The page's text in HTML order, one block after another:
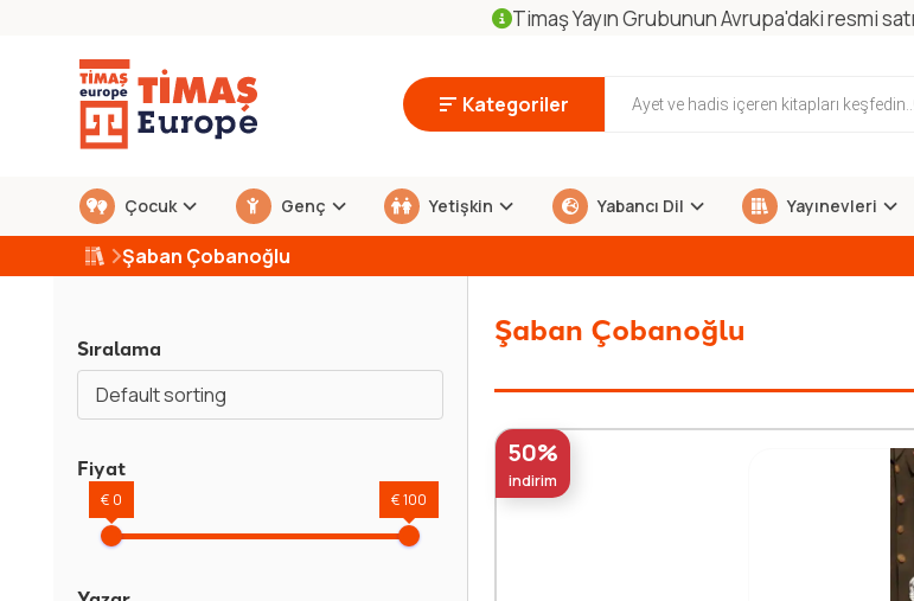
Timaş Yayın Grubunun Avrupa'daki resmi
Kategoriler
Çocuk Genç Yetişkin Yabancı Dil Yayınevleri
Şaban Çobanoğlu
Sıralama
Default sorting
Fiyat
€ 0 € 100
Şaban Çobanoğlu
50%
indirim